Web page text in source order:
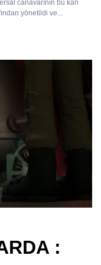
canavarının bu kan
yönetildi ve...
: